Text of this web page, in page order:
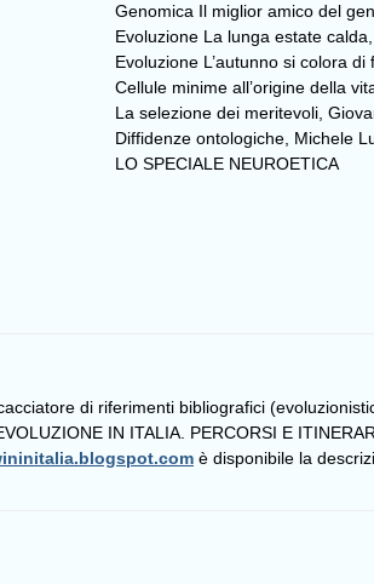
Genomica Il miglior amico del
Evoluzione La lunga estate
Evoluzione L’autunno si colora di
Cellule minime all’origine della
La selezione dei meritevoli,
Diffidenze ontologiche, Michele
LO SPECIALE NEUROETICA
di riferimenti bibliografici
IN ITALIA. PERCORSI E
è disponibile la